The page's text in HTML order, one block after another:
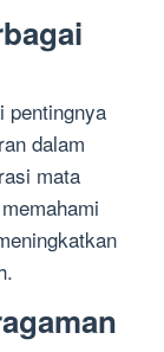
pentingnya
dalam
mata